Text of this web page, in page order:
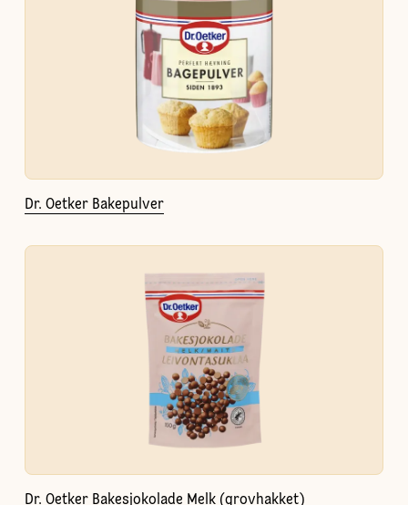
Dr. Oetker Bakepulver
Dr. Oetker Bakesjokolade Melk (grovhakket)